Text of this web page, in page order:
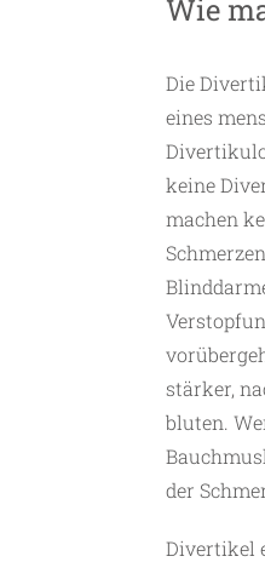
Wie
Die
eines
keine
machen
stärker,
bluten.
der
Divertikel